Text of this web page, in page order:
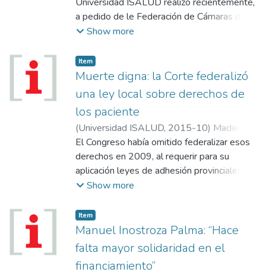
a pedido de le Federación de Cámaras de
Empresas de Emergencias Médicas (FEM),
del sector en Argentina y su problemática.
En este artículo se resumen parte de los
hallazgos de dicho trabajo.
Show more
Item
Muerte digna: la Corte federalizó
una ley local sobre derechos de
los paciente
(Universidad ISALUD, 2015-10) Madies,
Claudia
El Congreso había omitido federalizar esos
derechos en 2009, al requerir para su
aplicación leyes de adhesión provinciales; y
aunque el nuevo Código Civil y Comercial –
máximo tribunal se anticipó en el caso de un
paciente en Neuquén.
Show more
Item
Manuel Inostroza Palma: “Hace
falta mayor solidaridad en el
financiamiento”